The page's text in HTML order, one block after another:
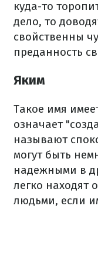
куда-то
дело, то
свойственны
преданность
Яким
Такое имя
означает
называют
могут быть
надежными в
легко находят
людьми, если